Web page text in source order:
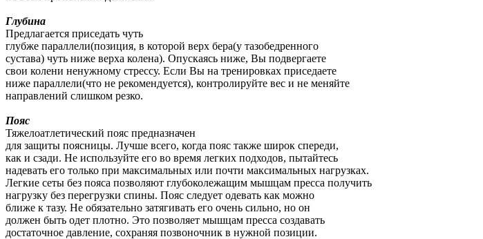
Глубина
Предлагается приседать чуть
глубже параллели(позиция, в которой верх бера(у тазобедренного
сустава) чуть ниже верха колена). Опускаясь ниже, Вы подвергаете
свои колени ненужному стрессу. Если Вы на тренировках приседаете
ниже параллели(что не рекомендуется), контролируйте вес и не меняйте
направлений слишком резко.
Пояс
Тяжелоатлетический пояс предназначен
для защиты поясницы. Лучше всего, когда пояс также широк спереди,
как и сзади. Не используйте его во время легких подходов, пытайтесь
надевать его только при максимальных или почти максимальных нагрузках.
Легкие сеты без пояса позволяют глубоколежащим мышцам пресса получить
нагрузку без перегрузки спины. Пояс следует одевать как можно
ближе к тазу. Не обязательно затягивать его очень сильно, но он
должен быть одет плотно. Это позволяет мышцам пресса создавать
достаточное давление, сохраняя позвоночник в нужной позиции.